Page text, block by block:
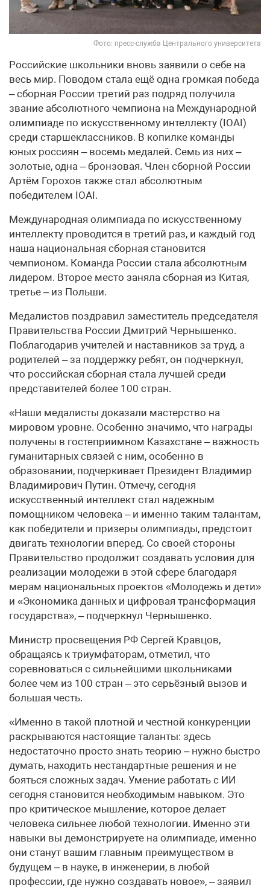
Фото: пресс-служба Центрального университета
Российские школьники вновь заявили о себе на
весь мир. Поводом стала ещё одна громкая победа
– сборная России третий раз подряд получила
звание абсолютного чемпиона на Международной
олимпиаде по искусственному интеллекту (IOAI)
среди старшеклассников. В копилке команды
юных россиян – восемь медалей. Семь из них –
золотые, одна – бронзовая. Член сборной России
Артём Горохов также стал абсолютным
победителем IOAI.
Международная олимпиада по искусственному
интеллекту проводится в третий раз, и каждый год
наша национальная сборная становится
чемпионом. Команда России стала абсолютным
лидером. Второе место заняла сборная из Китая,
третье – из Польши.
Медалистов поздравил заместитель председателя
Правительства России Дмитрий Чернышенко.
Поблагодарив учителей и наставников за труд, а
родителей – за поддержку ребят, он подчеркнул,
что российская сборная стала лучшей среди
представителей более 100 стран.
«Наши медалисты доказали мастерство на
мировом уровне. Особенно значимо, что награды
получены в гостеприимном Казахстане – важность
гуманитарных связей с ним, особенно в
образовании, подчеркивает Президент Владимир
Владимирович Путин. Отмечу, сегодня
искусственный интеллект стал надежным
помощником человека – и именно таким талантам,
как победители и призеры олимпиады, предстоит
двигать технологии вперед. Со своей стороны
Правительство продолжит создавать условия для
реализации молодежи в этой сфере благодаря
мерам национальных проектов «Молодежь и дети»
и «Экономика данных и цифровая трансформация
государства», – подчеркнул Чернышенко.
Министр просвещения РФ Сергей Кравцов,
обращаясь к триумфаторам, отметил, что
соревноваться с сильнейшими школьниками
более чем из 100 стран – это серьёзный вызов и
большая честь.
«Именно в такой плотной и честной конкуренции
раскрываются настоящие таланты: здесь
недостаточно просто знать теорию – нужно быстро
думать, находить нестандартные решения и не
бояться сложных задач. Умение работать с ИИ
сегодня становится необходимым навыком. Это
про критическое мышление, которое делает
человека сильнее любой технологии. Именно эти
навыки вы демонстрируете на олимпиаде, именно
они станут вашим главным преимуществом в
будущем – в науке, в инженерии, в любой
профессии, где нужно создавать новое», – заявил